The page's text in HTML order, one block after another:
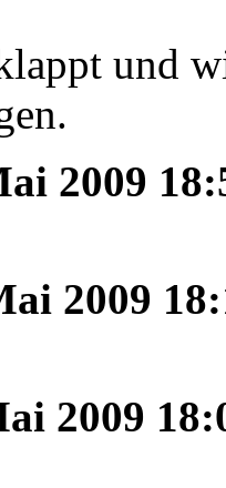
und
2009
2009
2009